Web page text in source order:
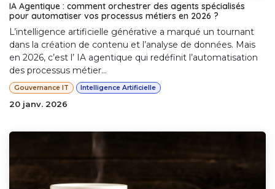
IA Agentique : comment orchestrer des agents spécialisés
pour automatiser vos processus métiers en 2026 ?
L’intelligence artificielle générative a marqué un tournant
dans la création de contenu et l’analyse de données. Mais
en 2026, c’est l’ IA agentique qui redéfinit l’automatisation
des processus métier...
Gouvernance IT Intelligence Artificielle
20 janv. 2026